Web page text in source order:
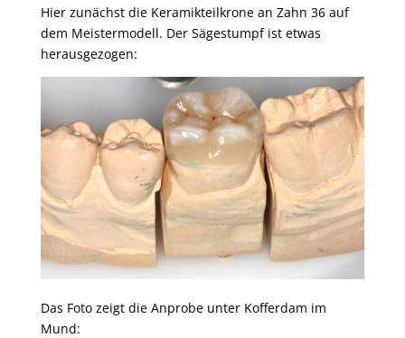
Hier zunächst die Keramikteilkrone an Zahn 36 auf
dem Meistermodell. Der Sägestumpf ist etwas
herausgezogen:
Das Foto zeigt die Anprobe unter Kofferdam im
Mund: